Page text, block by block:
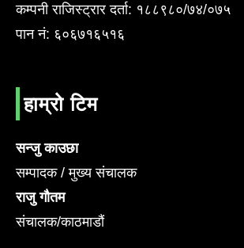
कम्पनी राजिस्ट्रार दर्ता: १८८९८०/७४/०७५
पान नं: ६०६७१६५१६
हाम्रो टिम
सन्जु काउछा
सम्पादक / मुख्य संचालक
राजु गौतम
संचालक/काठमाडौं